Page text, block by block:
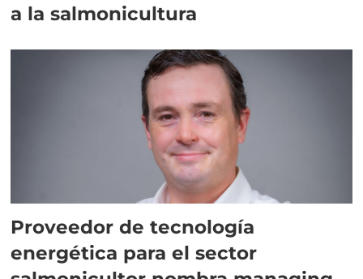
a la salmonicultura
Proveedor de tecnología
energética para el sector